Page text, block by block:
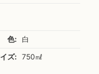
色:
白
ズ: 750㎖